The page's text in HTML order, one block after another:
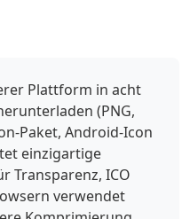
Plattform in acht
(PNG,
Paket, Android-Icon
einzigartige
Transparenz, ICO
verwendet